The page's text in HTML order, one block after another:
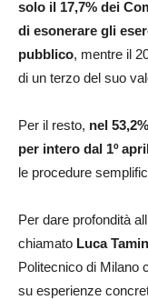
solo il 17,7% dei
di esonerare gli
pubblico, mentre il
di un terzo del suo
Per il resto, nel
per intero dal 1º
le procedure
Per dare profondità
chiamato Luca
Politecnico di Milano
su esperienze